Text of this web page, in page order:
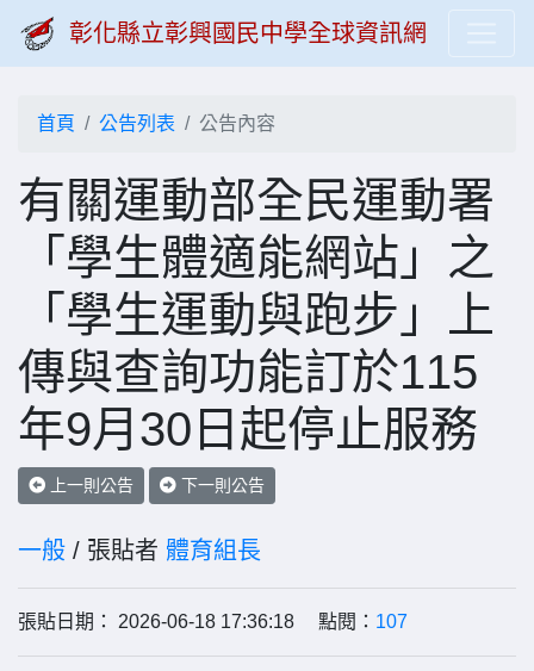
彰化縣立彰興國民中學全球資訊網
首頁 公告列表 公告內容
有關運動部全民運動署
「學生體適能網站」之
「學生運動與跑步」上
傳與查詢功能訂於115
年9月30日起停止服務
上一則公告 下一則公告
一般 / 張貼者 體育組長
張貼日期： 2026-06-18 17:36:18 點閱： 107